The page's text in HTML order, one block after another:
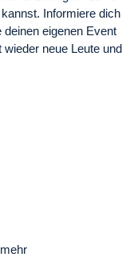
Informiere dich
eigenen Event
neue Leute und